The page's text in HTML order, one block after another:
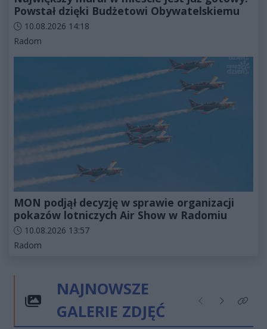
Powstał dzięki Budżetowi Obywatelskiemu
Data dodania artykułu:
10.08.2026 14:18
Kategorie artykułu:
Radom
MON podjął decyzję w sprawie organizacji
pokazów lotniczych Air Show w Radomiu
Data dodania artykułu:
10.08.2026 13:57
Kategorie artykułu:
Radom
NAJNOWSZE
GALERIE ZDJĘĆ
Poprzednie
NastępneKliknij